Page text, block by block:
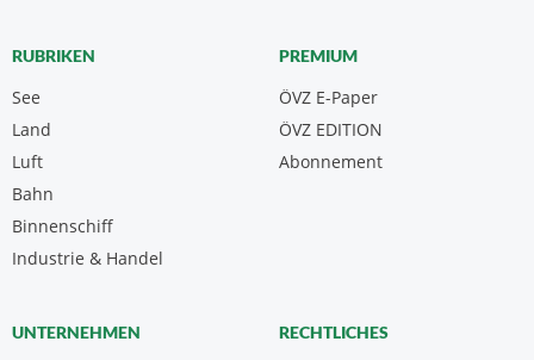
RUBRIKEN
See
Land
Luft
Bahn
Binnenschiff
Industrie & Handel
PREMIUM
ÖVZ E-Paper
Abonnement
ÖVZ EDITION
UNTERNEHMEN RECHTLICHES